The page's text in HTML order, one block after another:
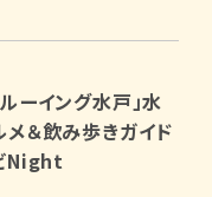
ーイング水戸」水
＆飲み歩きガイド
Night